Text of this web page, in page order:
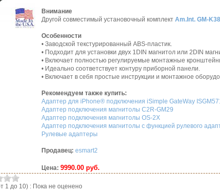
Внимание
Другой совместимый установочный комплект Am.Int. GM-
Особенности
• Заводской текстурированный ABS-пластик.
• Подходит для установки двух 1DIN магнитол или 2DIN
• Включает полностью регулируемые монтажные
• Идеально соответствует контуру приборной панели.
• Включает в себя простые инструкции и монтажное
Рекомендуем также купить:
Адаптер для iPhone® подключения iSimple GateWay
Адаптер подключения магнитолы C2R-GM29
Адаптер подключения магнитолы OS-2X
Адаптер подключения магнитолы с функцией рулевого
Рулевые адаптеры
Продавец: esmart2
Цена: 9990.00 руб.
1 до 10) : Пока не оценено